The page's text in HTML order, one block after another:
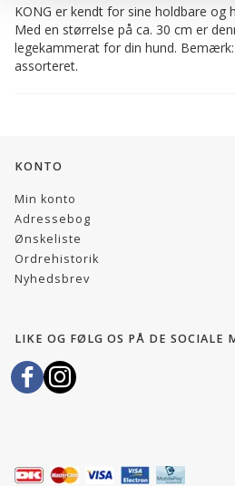
KONG er kendt for sine holdbare og
Med en størrelse på ca. 30 cm er
legekammerat for din hund.
assorteret.
KONTO
Min konto
Adressebog
Ønskeliste
Ordrehistorik
Nyhedsbrev
LIKE OG FØLG OS PÅ DE SOCIALE